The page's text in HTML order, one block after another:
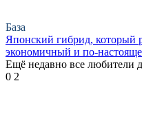
База
Японский гибрид, который
экономичный и по-
Ещё недавно все любители
0 2